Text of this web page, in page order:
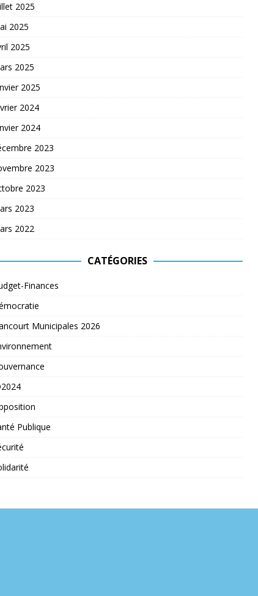
2025
2025
2025
2025
2025
2024
2024
2023
2023
2023
2023
2022
CATÉGORIES
Finances
Municipales 2026
Publique